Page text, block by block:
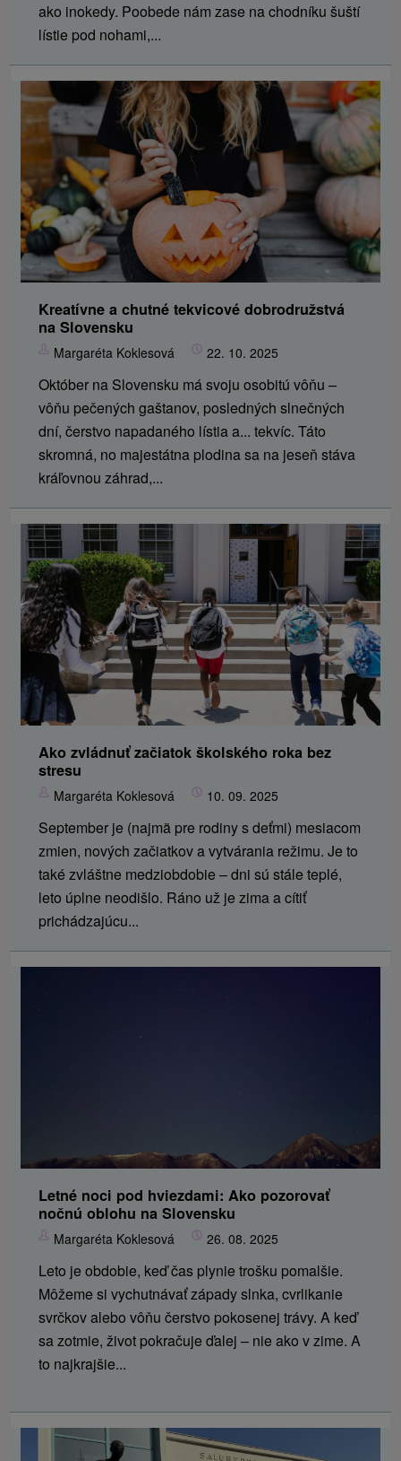
ako inokedy. Poobede nám zase na chodníku šuští
lístie pod nohami,...
Kreatívne a chutné tekvicové dobrodružstvá
na Slovensku
Margaréta Koklesová 22. 10. 2025
Október na Slovensku má svoju osobitú vôňu –
vôňu pečených gaštanov, posledných slnečných
dní, čerstvo napadaného lístia a... tekvíc. Táto
skromná, no majestátna plodina sa na jeseň stáva
kráľovnou záhrad,...
Ako zvládnuť začiatok školského roka bez
stresu
Margaréta Koklesová 10. 09. 2025
September je (najmä pre rodiny s deťmi) mesiacom
zmien, nových začiatkov a vytvárania režimu. Je to
také zvláštne medziobdobie – dni sú stále teplé,
leto úplne neodišlo. Ráno už je zima a cítiť
prichádzajúcu...
Letné noci pod hviezdami: Ako pozorovať
nočnú oblohu na Slovensku
Margaréta Koklesová 26. 08. 2025
Leto je obdobie, keď čas plynie trošku pomalšie.
Môžeme si vychutnávať západy slnka, cvrlikanie
svrčkov alebo vôňu čerstvo pokosenej trávy. A keď
sa zotmie, život pokračuje ďalej – nie ako v zime. A
to najkrajšie...